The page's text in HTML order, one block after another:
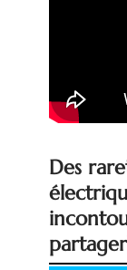
Des